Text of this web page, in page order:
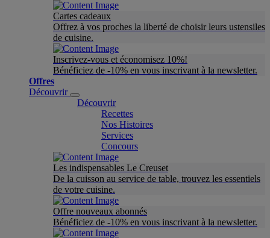
Cartes cadeaux
Offrez à vos proches la liberté de choisir leurs ustensiles
de cuisine.
Inscrivez-vous et économisez 10%!
Bénéficiez de -10% en vous inscrivant à la newsletter.
Offres
Découvrir
Découvrir
Recettes
Nos Histoires
Services
Concours
Les indispensables Le Creuset
De la cuisson au service de table, trouvez les essentiels
de votre cuisine.
Offre nouveaux abonnés
Bénéficiez de -10% en vous inscrivant à la newsletter.